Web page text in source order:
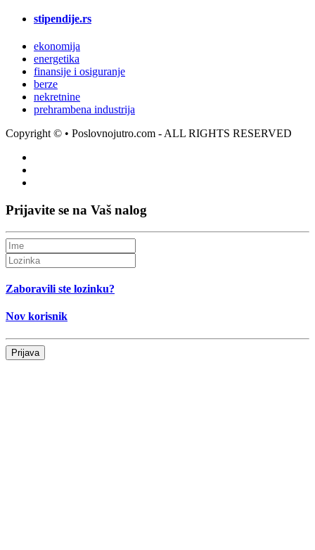
stipendije.rs
ekonomija
energetika
finansije i osiguranje
berze
nekretnine
prehrambena industrija
Copyright © • Poslovnojutro.com - ALL RIGHTS RESERVED
Prijavite se na Vaš nalog
Zaboravili ste lozinku?
Nov korisnik